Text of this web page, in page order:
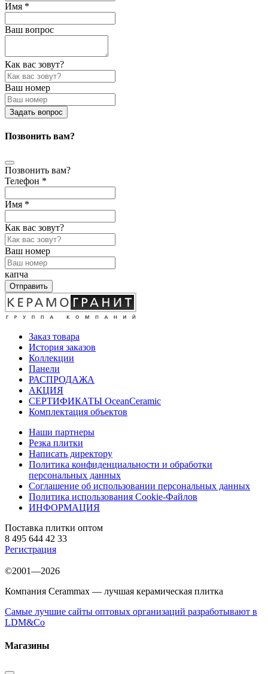
Имя *
Ваш вопрос
Как вас зовут?
Ваш номер
Задать вопрос
Позвонить вам?
Позвонить вам?
Телефон *
Имя *
Как вас зовут?
Ваш номер
капча
Отправить
Заказ товара
История заказов
Коллекции
Панели
РАСПРОДАЖА
АКЦИЯ
СЕРТИФИКАТЫ OceanCeramic
Комплектация объектов
Наши партнеры
Резка плитки
Написать директору
Политика конфиденциальности и обработки
персональных данных
Соглашение об использовании персональных данных
Политика использования Cookie-Файлов
ИНФОРМАЦИЯ
Поставка плитки оптом
8 495 644 42 33
Регистрация
©2001—2026
Компания Cerammax — лучшая керамическая плитка
Самые лучшие сайты оптовых организаций разработывают в
LDM&Co
Магазины